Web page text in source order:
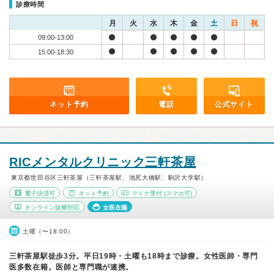
診療時間
月 火 水 木 金 土 日 祝
09:00-13:00
15:00-18:30
ネット予約 電話 公式サイト
RICメンタルクリニック三軒茶屋
東京都世田谷区三軒茶屋（三軒茶屋駅、池尻大橋駅、駒沢大学駅）
電子決済可 ネット予約 マイナ受付 (スマホ可)
オンライン診療対応 女医在籍
土曜（〜18:00）
三軒茶屋駅徒歩3分。平日19時・土曜も18時まで診療。女性医師・専門
医多数在籍。医師と専門職が連携。